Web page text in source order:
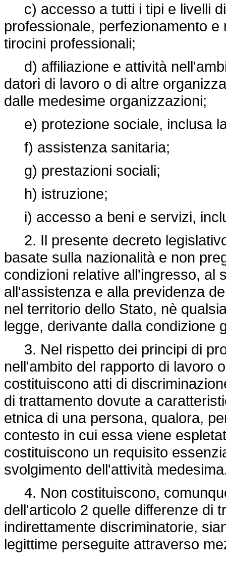
c) accesso a tutti i tipi e livelli
professionale, perfezionamento
tirocini professionali;
d) affiliazione e attività
datori di lavoro o di altre
dalle medesime organizzazioni;
e) protezione sociale, inclusa
f) assistenza sanitaria;
g) prestazioni sociali;
h) istruzione;
i) accesso a beni e servizi,
2. Il presente decreto
basate sulla nazionalità e non
condizioni relative all'ingresso, al
all'assistenza e alla previdenza
nel territorio dello Stato, nè
legge, derivante dalla condizione
3. Nel rispetto dei principi di
nell'ambito del rapporto di lavoro
costituiscono atti di
di trattamento dovute a
etnica di una persona, qualora,
contesto in cui essa viene
costituiscono un requisito
svolgimento dell'attività
4. Non costituiscono,
dell'articolo 2 quelle differenze di
indirettamente discriminatorie,
legittime perseguite attraverso